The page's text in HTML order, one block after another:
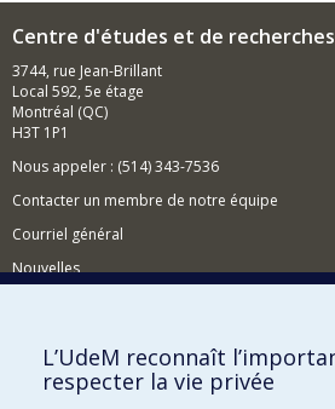
Centre d'études et de
3744, rue Jean-Brillant
Local 592, 5e étage
Montréal (QC)
H3T 1P1
Nous appeler : (514) 343-7536
Contacter un membre de notre équipe
Courriel général
Nouvelles
Comment soutenir le CÉRIUM?
BESOIN D'AIDE?
L’UdeM reconnaît
respecter la vie privée